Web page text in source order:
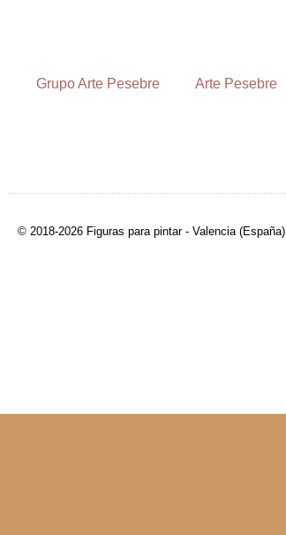
Grupo Arte Pesebre Arte Pesebre
© 2018-2026 Figuras para pintar - Valencia (España)